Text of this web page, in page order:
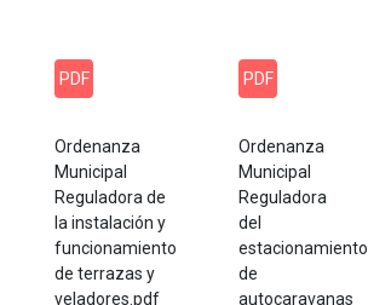
PDF
Ordenanza
Municipal
Reguladora de
la instalación y
funcionamiento
de terrazas y
veladores.pdf
PDF
Ordenanza
Municipal
Reguladora
del
estacionamiento
de
autocaravanas